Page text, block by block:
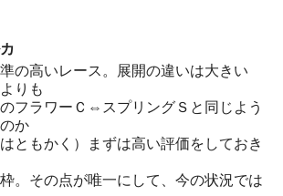
の高いレース。展開の違いは大きい
りも
フラワーＣ⇔スプリングＳと同じよう
か
ともかく）まずは高い評価をしておき
。その点が唯一にして、今の状況では